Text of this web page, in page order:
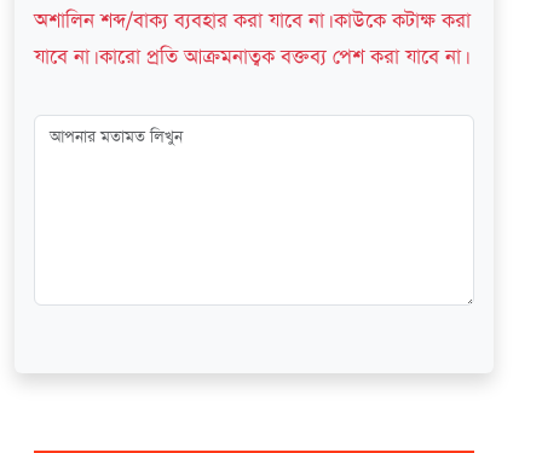
অশালিন শব্দ/বাক্য ব্যবহার করা যাবে না। কাউকে কটাক্ষ করা
যাবে না। কারো প্রতি আক্রমনাত্বক বক্তব্য পেশ করা যাবে না।